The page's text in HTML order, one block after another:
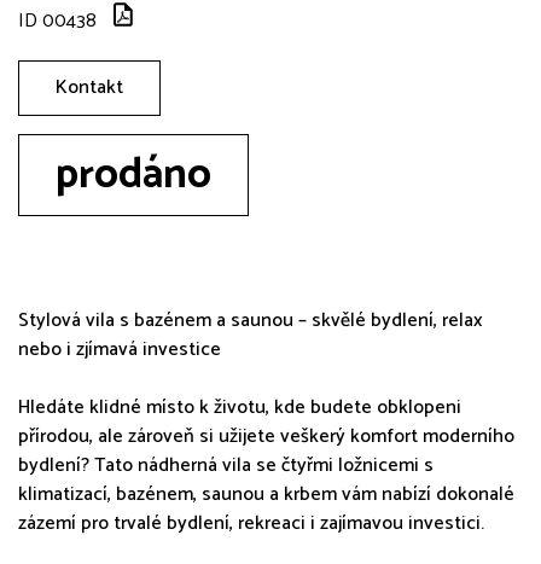
ID 00438
Kontakt
prodáno
Stylová vila s bazénem a saunou – skvělé bydlení, relax
nebo i zjímavá investice
Hledáte klidné místo k životu, kde budete obklopeni
přírodou, ale zároveň si užijete veškerý komfort moderního
bydlení? Tato nádherná vila se čtyřmi ložnicemi s
klimatizací, bazénem, saunou a krbem vám nabízí dokonalé
zázemí pro trvalé bydlení, rekreaci i zajímavou investici.